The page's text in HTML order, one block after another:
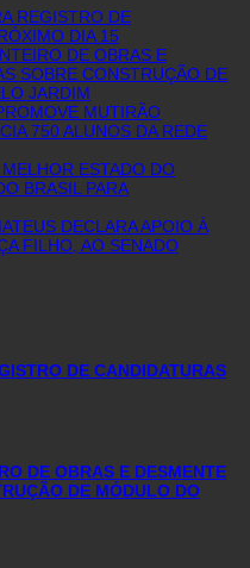
REGISTRO DE
DIA 15
DE OBRAS E
SOBRE CONSTRUÇÃO DE
JARDIM
MUTIRÃO
750 ALUNOS DA REDE
ESTADO DO
BRASIL PARA
DECLARA APOIO À
FILHO, AO SENADO
DE CANDIDATURAS
DE OBRAS E DESMENTE
DE MÓDULO DO